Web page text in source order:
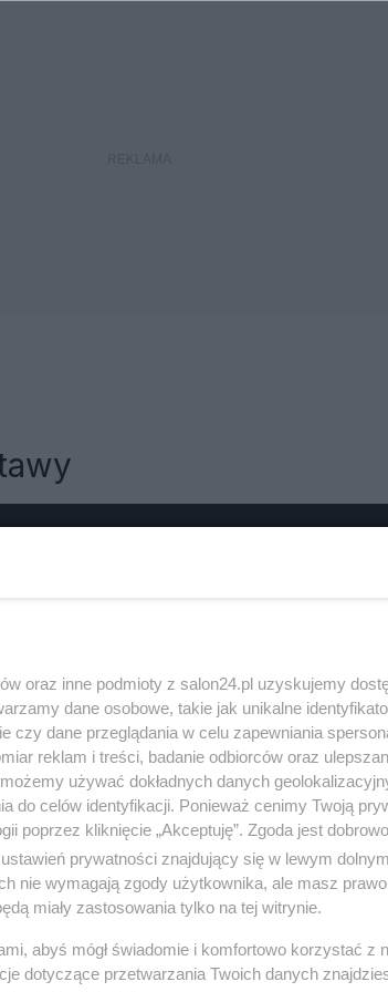
Gospodarka
Biznes
oraz inne podmioty z salon24.pl uzyskujemy
dane osobowe, takie jak unikalne
czy dane przeglądania w celu zapewniania
reklam i treści, badanie odbiorców oraz
używać dokładnych danych
do celów identyfikacji. Ponieważ cenimy Twoją
poprzez kliknięcie „Akceptuję”. Zgoda jest
prywatności znajdujący się w lewym
nie wymagają zgody użytkownika, ale masz
miały zastosowania tylko na tej witrynie.
abyś mógł świadomie i komfortowo korzystać z
dotyczące przetwarzania Twoich danych